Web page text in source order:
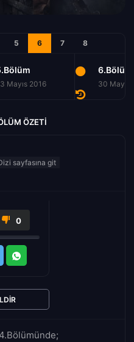
5 6 7 8
Mayıs 2016
6.Bölüm
30 Mayıs
ÖZETI
0